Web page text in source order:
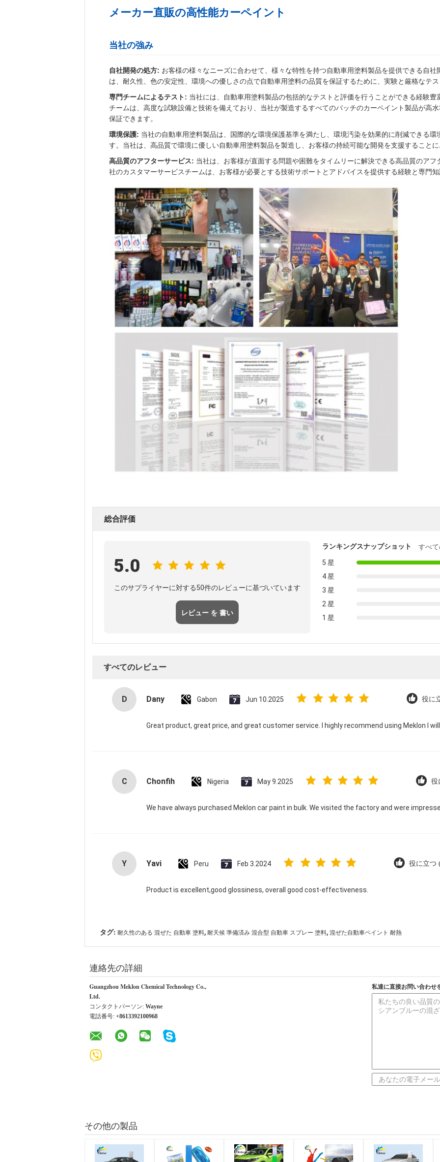
メーカー直販の高性能カーペイント
当社の強み
自社開発の処方: お客様の様々なニーズに合わせて、様々な特性を持つ自動車用塗料製品を提供できる自
は、耐久性、色の安定性、環境への優しさの点で自動車用塗料の品質を保証するために、実験と厳格なテ
専門チームによるテスト: 当社には、自動車用塗料製品の包括的なテストと評価を行うことができる経験
チームは、高度な試験設備と技術を備えており、当社が製造するすべてのバッチのカーペイント製品が高
保証できます。
環境保護: 当社の自動車用塗料製品は、国際的な環境保護基準を満たし、環境汚染を効果的に削減できる
す。当社は、高品質で環境に優しい自動車用塗料製品を製造し、お客様の持続可能な開発を支援すること
高品質のアフターサービス: 当社は、お客様が直面する問題や困難をタイムリーに解決できる高品質のア
社のカスタマーサービスチームは、お客様が必要とする技術サポートとアドバイスを提供する経験と専門
総合評価
5.0
このサプライヤーに対する50件のレビューに基づいています
レビュー を 書い
ランキングスナップショット
すべ
5 星
4 星
3 星
2 星
1 星
すべてのレビュー
D Dany Gabon Jun 10.2025 役に
Great product, great price, and great customer service. I highly recommend using Meklon I
C Chonfih Nigeria May 9.2025 役
We have always purchased Meklon car paint in bulk. We visited the factory and were
Y Yavi Peru Feb 3.2024 役に立つ
Product is excellent,good glossiness, overall good cost-effectiveness.
タグ: 耐久性のある 混ぜた 自動車 塗料, 耐天候 準備済み 混合型 自動車 スプレー 塗料, 混ぜた自動車ペイント 耐熱
連絡先の詳細
Guangzhou Meklon Chemical Technology Co.,
Ltd.
コンタクトパーソン: Wayne
電話番号: +8613392100968
私達に直接お問い合わせ
その他の製品